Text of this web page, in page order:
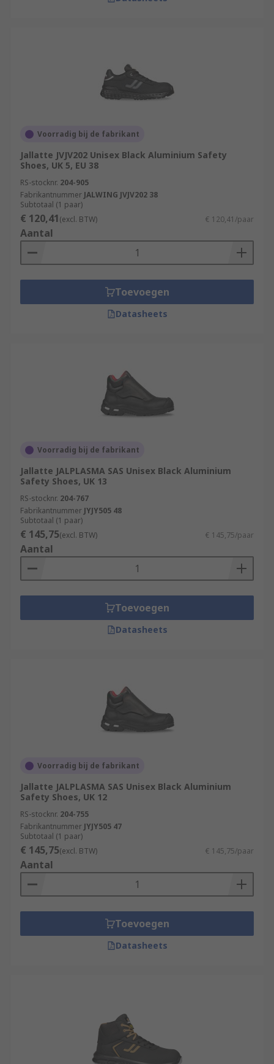
Voorradig bij de fabrikant
Jallatte JVJV202 Unisex Black Aluminium Safety
Shoes, UK 5, EU 38
RS-stocknr. 204-905
Fabrikantnummer JALWING JVJV202 38
Subtotaal (1 paar)
€ 120,41(excl. BTW) € 120,41/paar
Aantal
Toevoegen
Datasheets
Voorradig bij de fabrikant
Jallatte JALPLASMA SAS Unisex Black Aluminium
Safety Shoes, UK 13
RS-stocknr. 204-767
Fabrikantnummer JYJY505 48
Subtotaal (1 paar)
€ 145,75(excl. BTW) € 145,75/paar
Aantal
Toevoegen
Datasheets
Voorradig bij de fabrikant
Jallatte JALPLASMA SAS Unisex Black Aluminium
Safety Shoes, UK 12
RS-stocknr. 204-755
Fabrikantnummer JYJY505 47
Subtotaal (1 paar)
€ 145,75(excl. BTW) € 145,75/paar
Aantal
Toevoegen
Datasheets